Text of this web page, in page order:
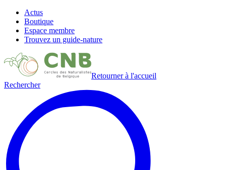
Actus
Boutique
Espace membre
Trouvez un guide-nature
Retourner à l'accueil
Rechercher